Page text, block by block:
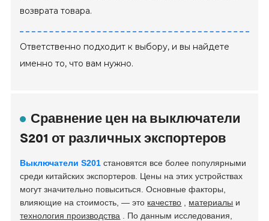
возврата товара.
Ответственно подходит к выбору, и вы найдете
именно то, что вам нужно.
Сравнение цен на выключатели
S201 от различных экспортеров
Выключатели S201 становятся все более популярными
среди китайских экспортеров. Цены на этих устройствах
могут значительно повыситься. Основные факторы,
влияющие на стоимость, — это качество материалы и
технология производства . По данным исследования,